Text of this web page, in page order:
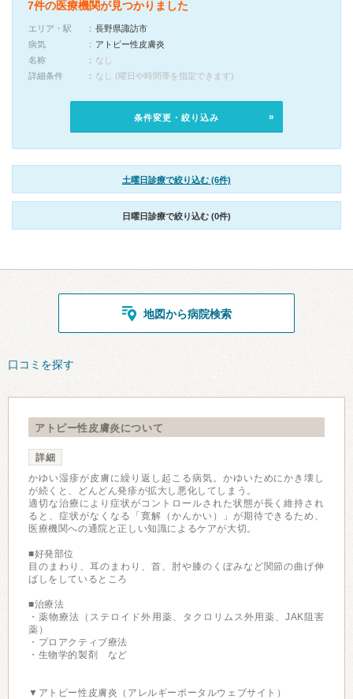
7件の医療機関が見つかりました
エリア・駅
長野県諏訪市
病気
アトピー性皮膚炎
名称
なし
詳細条件
なし (曜日や時間帯を指定できます)
条件変更・絞り込み
土曜日診療で絞り込む (6件)
日曜日診療で絞り込む (0件)
地図から病院検索
口コミを探す
アトピー性皮膚炎について
詳細
かゆい湿疹が皮膚に繰り返し起こる病気。かゆいためにかき壊し
が続くと、どんどん発疹が拡大し悪化してしまう。
適切な治療により症状がコントロールされた状態が長く維持され
ると、症状がなくなる「寛解（かんかい）」が期待できるため、
医療機関への通院と正しい知識によるケアが大切。
■好発部位
目のまわり、耳のまわり、首、肘や膝のくぼみなど関節の曲げ伸
ばしをしているところ
■治療法
・薬物療法（ステロイド外用薬、タクロリムス外用薬、JAK阻害
薬）
・プロアクティブ療法
・生物学的製剤 など
▼アトピー性皮膚炎（アレルギーポータルウェブサイト）